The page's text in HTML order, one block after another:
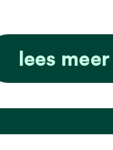
lees meer